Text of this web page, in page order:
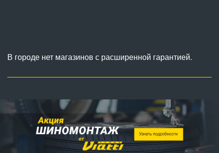
В городе нет магазинов с расширенной гарантией.